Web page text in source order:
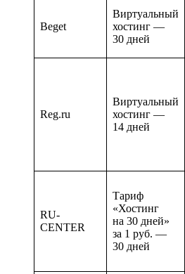
Beget
Виртуальный
хостинг —
30 дней
Reg.ru
Виртуальный
хостинг —
14 дней
RU-
CENTER
Тариф
«Хостинг
на 30 дней»
за 1 руб. —
30 дней